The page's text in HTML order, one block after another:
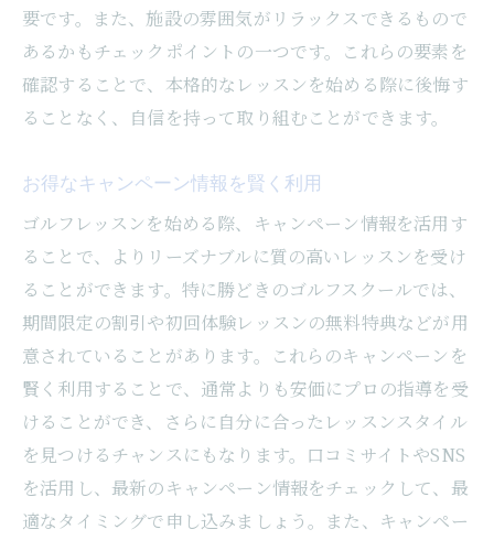
要です。また、施設の雰囲気がリラックスできるもので
あるかもチェックポイントの一つです。これらの要素を
確認することで、本格的なレッスンを始める際に後悔す
ることなく、自信を持って取り組むことができます。
お得なキャンペーン情報を賢く利用
ゴルフレッスンを始める際、キャンペーン情報を活用す
ることで、よりリーズナブルに質の高いレッスンを受け
ることができます。特に勝どきのゴルフスクールでは、
期間限定の割引や初回体験レッスンの無料特典などが用
意されていることがあります。これらのキャンペーンを
賢く利用することで、通常よりも安価にプロの指導を受
けることができ、さらに自分に合ったレッスンスタイル
を見つけるチャンスにもなります。口コミサイトやSNS
を活用し、最新のキャンペーン情報をチェックして、最
適なタイミングで申し込みましょう。また、キャンペー